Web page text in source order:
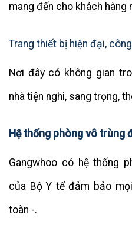
mang đến cho khách hàng
Trang thiết bị hiện đại,
Nơi đây có không gian
nhà tiện nghi, sang trọng,
Hệ thống phòng vô trùng
Gangwhoo có hệ thống
của Bộ Y tế đảm bảo
toàn -.